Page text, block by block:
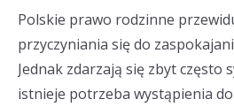
Polskie prawo rodzinne
przyczyniania się do
Jednak zdarzają się zbyt często
istnieje potrzeba wystąpienia